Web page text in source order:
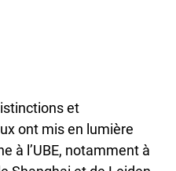
et
ont mis en lumière
à l’UBE, notamment à